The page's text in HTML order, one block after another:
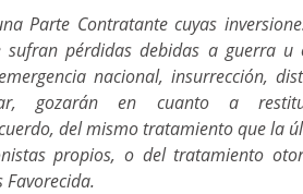
Parte Contratante cuyas
sufran pérdidas debidas a guerra
nacional, insurrección,
gozarán en cuanto a
del mismo tratamiento que la
propios, o del tratamiento
Favorecida.